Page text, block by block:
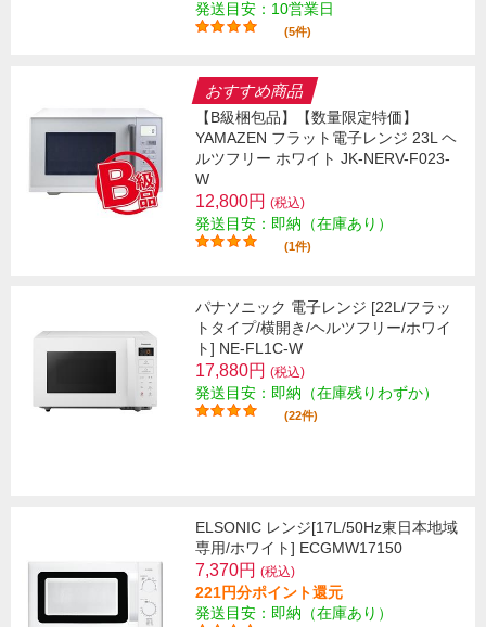
発送目安：10営業日
(5件)
おすすめ商品
【B級梱包品】【数量限定特価】
YAMAZEN フラット電子レンジ 23L ヘ
ルツフリー ホワイト JK-NERV-F023-
W
12,800円 (税込)
発送目安：即納（在庫あり）
(1件)
パナソニック 電子レンジ [22L/フラッ
トタイプ/横開き/ヘルツフリー/ホワイ
ト] NE-FL1C-W
17,880円 (税込)
発送目安：即納（在庫残りわずか）
(22件)
ELSONIC レンジ[17L/50Hz東日本地域
専用/ホワイト] ECGMW17150
7,370円 (税込)
221円分ポイント還元
発送目安：即納（在庫あり）